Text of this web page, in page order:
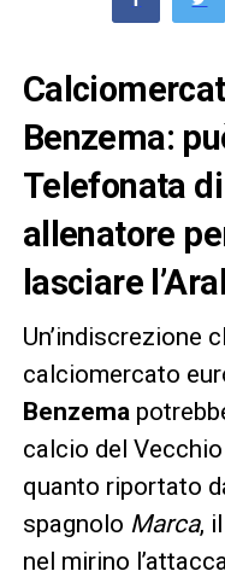
Benzema:
Telefonata
allenatore
lasciare
Un’indiscrezione
calciomercato
Benzema
calcio del
quanto riportato
spagnolo Marca, il
nel mirino